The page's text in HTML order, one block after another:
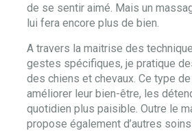
de se sentir aimé. Mais un
lui fera encore plus de bien.
A travers la maitrise des
gestes spécifiques, je pratique
des chiens et chevaux. Ce type
améliorer leur bien-être, les
quotidien plus paisible. Outre le
propose également d’autres